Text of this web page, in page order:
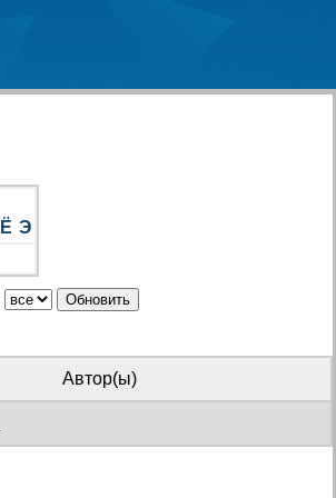
Ё Э
Автор(ы)